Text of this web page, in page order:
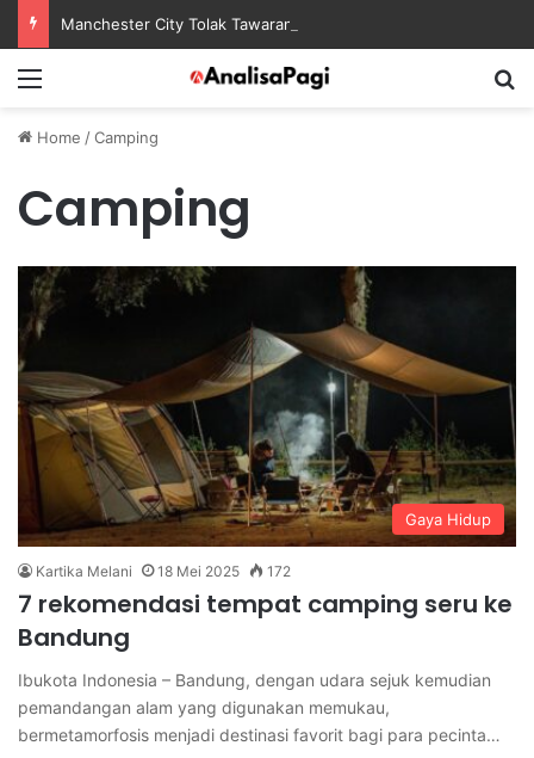
Home /Camping
Camping
Gaya Hidup
Kartika Melani 18 Mei 2025 172
7 rekomendasi tempat camping seru ke
Bandung
Ibukota Indonesia – Bandung, dengan udara sejuk kemudian
pemandangan alam yang digunakan memukau,
bermetamorfosis menjadi destinasi favorit bagi para pecinta…